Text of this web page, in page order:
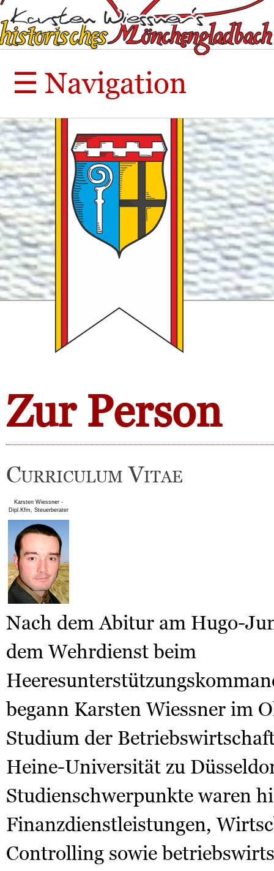
☰ Navigation
Zur Person
Curriculum Vitae
Karsten Wiessner -
Dipl.Kfm, Steuerberater
Nach dem Abitur am Hugo-
dem Wehrdienst beim
begann Karsten Wiessner im
Studium der
Heine-Universität zu
Studienschwerpunkte waren
Finanzdienstleistungen,
Controlling sowie